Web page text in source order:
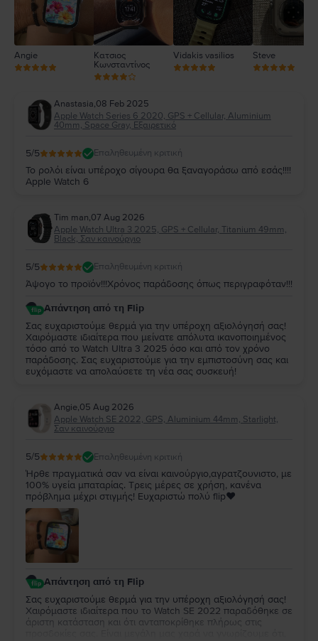
Angie
Κατσιος
Κωνσταντίνος
Vidakis vasilios Steve
Anastasia,08 Feb 2025
Apple Watch Series 6 2020, GPS + Cellular, Aluminium
40mm, Space Gray, Εξαιρετικό
5/5 Επαληθευμένη κριτική
Το ρολόι είναι υπέροχο σίγουρα θα ξαναγοράσω από εσάς!!!!
Apple Watch 6
Tim man,07 Aug 2026
Apple Watch Ultra 3 2025, GPS + Cellular, Titanium 49mm,
Black, Σαν καινούργιο
5/5 Επαληθευμένη κριτική
Άψογο το προϊόν!!!Χρόνος παράδοσης όπως περιγραφόταν!!!
Απάντηση από τη Flip
Σας ευχαριστούμε θερμά για την υπέροχη αξιολόγησή σας!
Χαιρόμαστε ιδιαίτερα που μείνατε απόλυτα ικανοποιημένος
τόσο από το Watch Ultra 3 2025 όσο και από τον χρόνο
παράδοσης. Σας ευχαριστούμε για την εμπιστοσύνη σας και
ευχόμαστε να απολαύσετε τη νέα σας συσκευή!
Angie,05 Aug 2026
Apple Watch SE 2022, GPS, Aluminium 44mm, Starlight,
Σαν καινούργιο
5/5 Επαληθευμένη κριτική
Ήρθε πραγματικά σαν να είναι καινούργιο,αγρατζουνιστο, με
100% υγεία μπαταρίας. Τρεις μέρες σε χρήση, κανένα
πρόβλημα μέχρι στιγμής! Ευχαριστώ πολύ flip❤️
Απάντηση από τη Flip
Σας ευχαριστούμε θερμά για την υπέροχη αξιολόγησή σας!
Χαιρόμαστε ιδιαίτερα που το Watch SE 2022 παραδόθηκε σε
άριστη κατάσταση και ότι ανταποκρίθηκε πλήρως στις